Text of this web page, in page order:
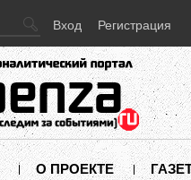
Вход Регистрация
О ПРОЕКТЕ